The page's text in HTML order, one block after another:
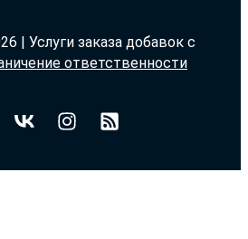
| Услуги заказа добавок с
ответственности